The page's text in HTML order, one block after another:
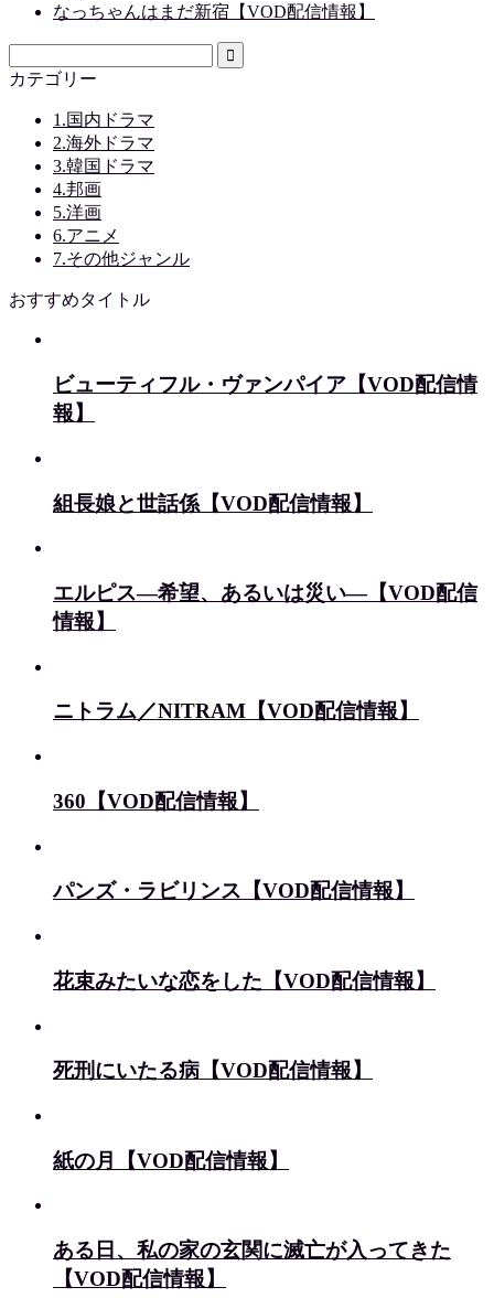
なっちゃんはまだ新宿【VOD配信情報】
カテゴリー
1.国内ドラマ
2.海外ドラマ
3.韓国ドラマ
4.邦画
5.洋画
6.アニメ
7.その他ジャンル
おすすめタイトル
ビューティフル・ヴァンパイア【VOD配信情
報】
組長娘と世話係【VOD配信情報】
エルピス—希望、あるいは災い—【VOD配信
情報】
ニトラム／NITRAM【VOD配信情報】
360【VOD配信情報】
パンズ・ラビリンス【VOD配信情報】
花束みたいな恋をした【VOD配信情報】
死刑にいたる病【VOD配信情報】
紙の月【VOD配信情報】
ある日、私の家の玄関に滅亡が入ってきた
【VOD配信情報】